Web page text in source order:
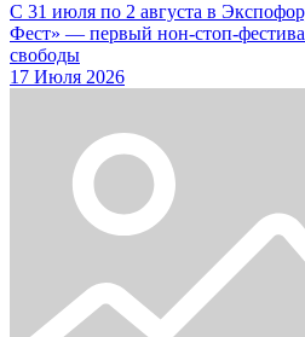
С 31 июля по 2 августа в
Фест» — первый нон-стоп-
свободы
17 Июля 2026